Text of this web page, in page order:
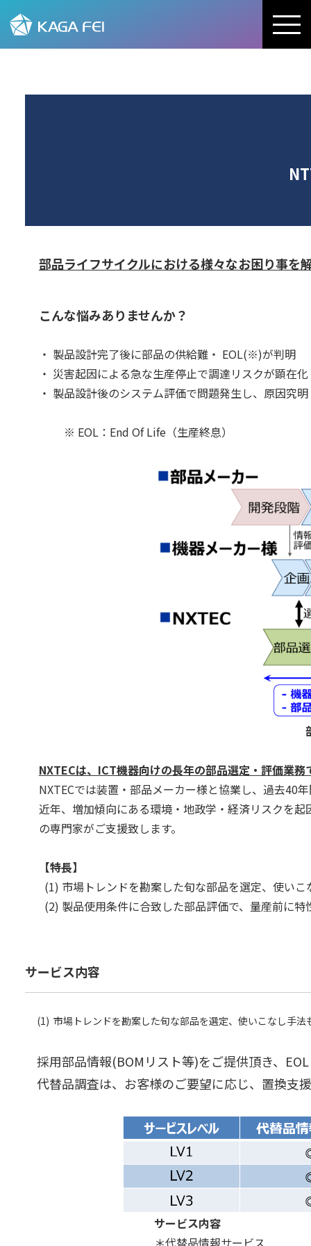
部品ライフサイクルにおける様々なお困り事を
こんな悩みありませんか？
・ 製品設計完了後に部品の供給難・
・ 災害起因による急な生産停止で調達リスクが顕在化
・ 製品設計後のシステム評価で問題発生し、原因究
※ EOL：End Of Life（生産終息）
NXTECは、ICT機器向けの長年の部品選定・評価業
NXTECでは装置・部品メーカー様と協業し、過去40
近年、増加傾向にある環境・地政学・経済リスクを
の専門家がご支援致します。
【特長】
(1) 市場トレンドを勘案した旬な部品を選定、使い
(2) 製品使用条件に合致した部品評価で、量産前に
サービス内容
(1) 市場トレンドを勘案した旬な部品を選定、使いこなし手法
採用部品情報(BOMリスト等)をご提供頂き、
代替品調査は、お客様のご要望に応じ、置換支
サービス内容
＊代替品情報サービス